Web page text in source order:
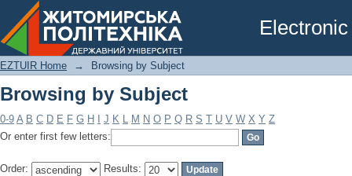
Browsing by Subject
EZTUIR Home → Browsing by Subject
Browsing by Subject
0-9 A B C D E F G H J K L M N O P Q R S T U V W X Y Z
Or enter first few letters:
Order: Results: